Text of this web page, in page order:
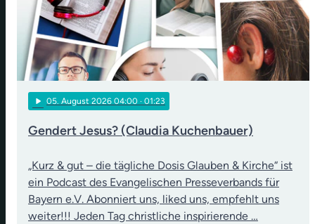
play_arrow 05. August 2026 04:00 · 01:23
Gendert Jesus? (Claudia Kuchenbauer)
„Kurz & gut – die tägliche Dosis Glauben & Kirche“ ist
ein Podcast des Evangelischen Presseverbands für
Bayern e.V. Abonniert uns, liked uns, empfehlt uns
weiter!!! Jeden Tag christliche inspirierende …